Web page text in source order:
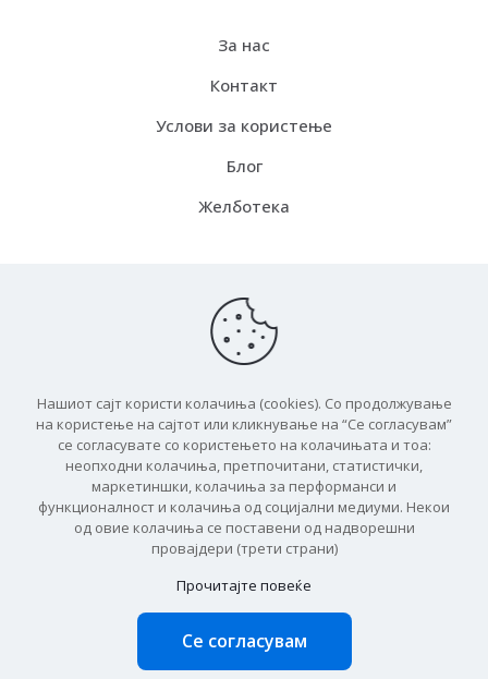
За нас
Контакт
Услови за користење
Блог
Желботека
Како функцинира
Бесплатна испорака
ЧПП
© 2026 Баукит
Нашиот сајт користи колачиња (cookies). Со продолжување
на користење на сајтот или кликнување на “Се согласувам”
се согласувате со користењето на колачињата и тоа:
неопходни колачиња, претпочитани, статистички,
маркетиншки, колачиња за перформанси и
функционалност и колачиња од социјални медиуми. Некои
од овие колачиња се поставени од надворешни
провајдери (трети страни)
Прочитајте повеќе
Се согласувам